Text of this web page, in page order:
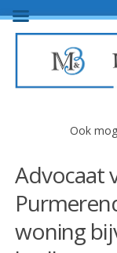
Ook
Advocaat
woning